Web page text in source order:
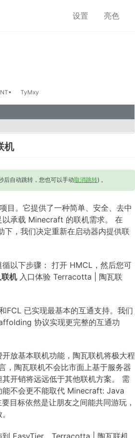
设置 亮色
TyMxy
机
后自动跳转，您也可以手动取消跳转) 。
目。它提供了一种简单、安全、去中
以承载 Minecraft 的联机需求。 在
下，我们决定重新在启动器内提供联
以下步骤： 打开 HMCL，然后您可
机入口体验 Terracotta | 陶瓦联
FCL 已实现最基本的互通支持。我们
协议实现更完整的互通功
放基本联机功能，陶瓦联机将极大程
，陶瓦联机不会比市面上基于服务器
开销将远远低于其他联机方案。 需
能不会更不能取代 Minecraft: Java
目标依然是让朋友之间能共同游玩，